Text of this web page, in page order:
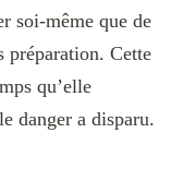
soi-même que de
préparation. Cette
qu’elle
danger a disparu.